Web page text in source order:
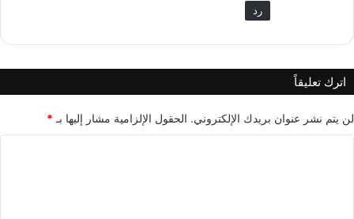
رد
اترك تعليقاً
لن يتم نشر عنوان بريدك الإلكتروني. الحقول الإلزامية مشار إليها بـ *